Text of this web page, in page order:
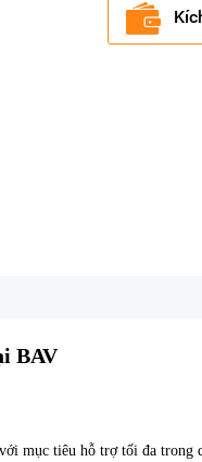
BAV
mục tiêu hỗ trợ tối đa trong